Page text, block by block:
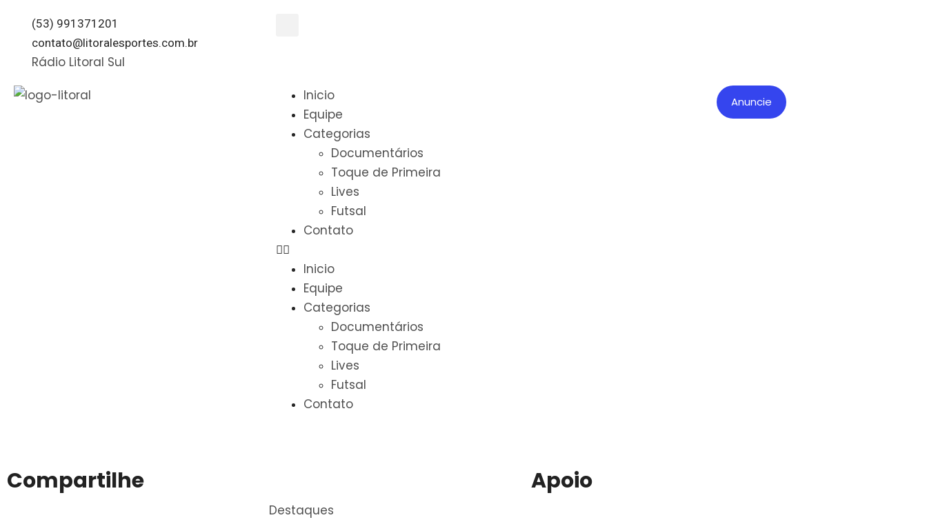
(53) 991371201
contato@litoralesportes.com.br
Rádio Litoral Sul
Inicio
Equipe
Categorias
Documentários
Toque de Primeira
Lives
Futsal
Contato
Inicio
Equipe
Categorias
Documentários
Toque de Primeira
Lives
Futsal
Contato
Anuncie
Compartilhe
Destaques
Apoio